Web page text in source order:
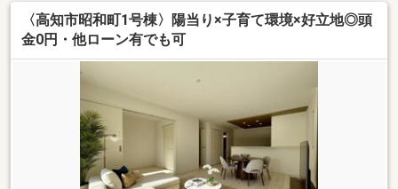
〈高知市昭和町1号棟〉陽当り×子育て環境×好立地◎頭
金0円・他ローン有でも可